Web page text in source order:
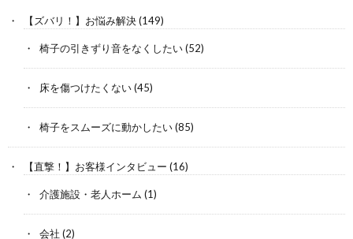
【ズバリ！】お悩み解決(149)
椅子の引きずり音をなくしたい(52)
床を傷つけたくない(45)
椅子をスムーズに動かしたい(85)
【直撃！】お客様インタビュー (16)
介護施設・老人ホーム (1)
会社 (2)